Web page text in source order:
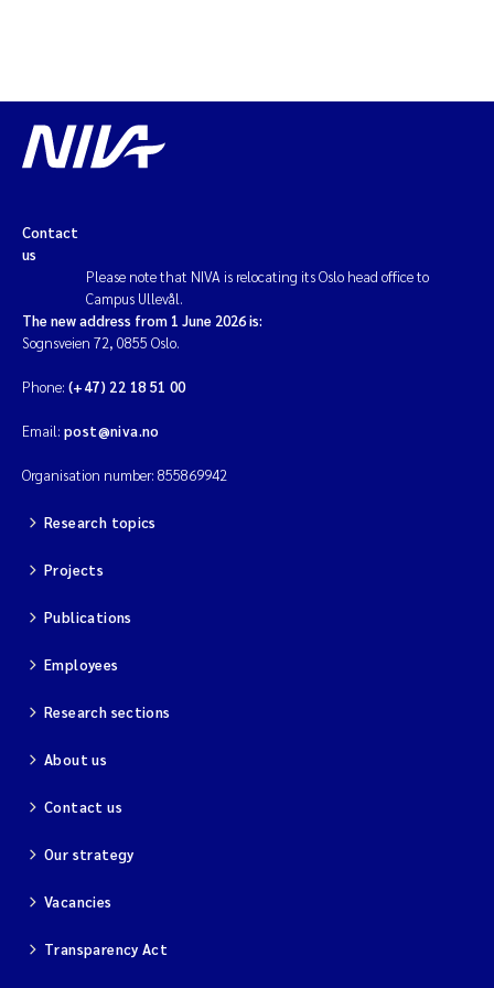
Contact
us
Please note that NIVA is relocating its Oslo head office to
Campus Ullevål.
The new address from 1 June 2026 is:
Sognsveien 72, 0855 Oslo.
Phone: (+47) 22 18 51 00
Email: post@niva.no
Organisation number: 855869942
Research topics
Projects
Publications
Employees
Research sections
About us
Contact us
Our strategy
Vacancies
Transparency Act